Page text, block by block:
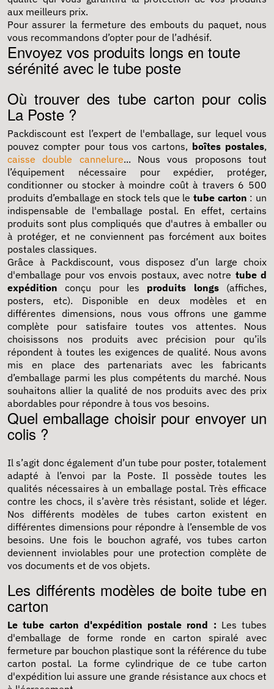
aux meilleurs prix.
Pour assurer la fermeture des embouts du paquet, nous
vous recommandons d’opter pour de l’adhésif.
Envoyez vos produits longs en toute
sérénité avec le tube poste
Où trouver des tube carton pour colis
La Poste ?
Packdiscount est l’expert de l'emballage, sur lequel vous
pouvez compter pour tous vos cartons, boîtes postales,
caisse double cannelure... Nous vous proposons tout
l’équipement nécessaire pour expédier, protéger,
conditionner ou stocker à moindre coût à travers 6 500
produits d’emballage en stock tels que le tube carton : un
indispensable de l'emballage postal. En effet, certains
produits sont plus compliqués que d'autres à emballer ou
à protéger, et ne conviennent pas forcément aux boites
postales classiques.
Grâce à Packdiscount, vous disposez d’un large choix
d'emballage pour vos envois postaux, avec notre tube d
expédition conçu pour les produits longs(affiches,
posters, etc). Disponible en deux modèles et en
différentes dimensions, nous vous offrons une gamme
complète pour satisfaire toutes vos attentes. Nous
choisissons nos produits avec précision pour qu’ils
répondent à toutes les exigences de qualité. Nous avons
mis en place des partenariats avec les fabricants
d’emballage parmi les plus compétents du marché. Nous
souhaitons allier la qualité de nos produits avec des prix
abordables pour répondre à tous vos besoins.
Quel emballage choisir pour envoyer un
colis ?
Il s’agit donc également d’un tube pour poster, totalement
adapté à l’envoi par la Poste. Il possède toutes les
qualités nécessaires à un emballage postal. Très efficace
contre les chocs, il s’avère très résistant, solide et léger.
Nos différents modèles de tubes carton existent en
différentes dimensions pour répondre à l’ensemble de vos
besoins. Une fois le bouchon agrafé, vos tubes carton
deviennent inviolables pour une protection complète de
vos documents et de vos objets.
Les différents modèles de boite tube en
carton
Le tube carton d'expédition postale rond : Les tubes
d'emballage de forme ronde en carton spiralé avec
fermeture par bouchon plastique sont la référence du tube
carton postal. La forme cylindrique de ce tube carton
d'expédition lui assure une grande résistance aux chocs et